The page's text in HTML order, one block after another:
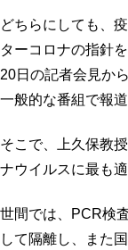
どちらにしても、
ターコロナの指針
20日の記者会見か
一般的な番組で報
そこで、上久保教
ナウイルスに最も
世間では、PCR検
して隔離し、また